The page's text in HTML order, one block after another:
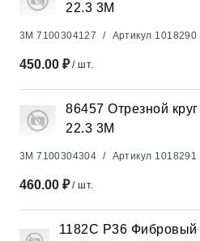
22.3 3М
3M 7100304127 / Артикул 1018290
450.00 ₽/ шт.
86457 Отрезной
22.3 3М
3M 7100304304 / Артикул 1018291
460.00 ₽/ шт.
1182С Р36 Фибровый